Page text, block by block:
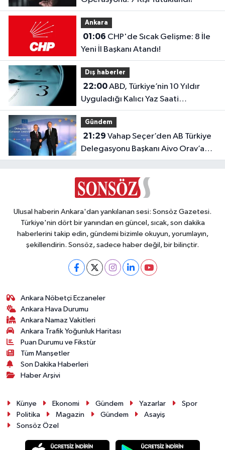
Ankara
01:06
Yeni İl Başkanı Atandı!
Dış haberler
22:00ABD, Türkiye’nin 10 Yıldır
Uyguladığı Kalıcı Yaz Saati
Modeline Geçiyor!
Gündem
21:29
Delegasyonu Başkanı Aivo Orav’a
nezaket ziyareti
Ulusal haberin Ankara'dan yankılanan sesi: Sonsöz Gazetesi.
Türkiye'nin dört bir yanından en güncel, sıcak, son dakika
haberlerini takip edin, gündemi bizimle okuyun, yorumlayın,
şekillendirin. Sonsöz, sadece haber değil, bir bilinçtir.
Ankara Nöbetçi Eczaneler
Ankara Hava Durumu
Ankara Namaz Vakitleri
Ankara Trafik Yoğunluk Haritası
Puan Durumu ve Fikstür
Tüm Manşetler
Son Dakika Haberleri
Haber Arşivi
Künye Ekonomi Gündem Yazarlar
Spor
Politika
Magazin Gündem
Asayiş
Sonsöz Özel